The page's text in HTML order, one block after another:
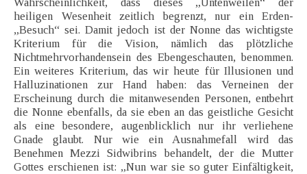
Wahrscheinlichkeit, dass dieses „Untenweilen“ der
heiligen Wesenheit zeitlich begrenzt, nur ein Erden-
„Besuch“ sei. Damit jedoch ist der Nonne das wichtigste
Kriterium für die Vision, nämlich das plötzliche
Nichtmehrvorhandensein des Ebengeschauten, benommen.
Ein weiteres Kriterium, das wir heute für Illusionen und
Halluzinationen zur Hand haben: das Verneinen der
Erscheinung durch die mitanwesenden Personen, entbehrt
die Nonne ebenfalls, da sie eben an das geistliche Gesicht
als eine besondere, augenblicklich nur ihr verliehene
Gnade glaubt. Nur wie ein Ausnahmefall wird das
Benehmen Mezzi Sidwibrins behandelt, der die Mutter
Gottes erschienen ist: „Nun war sie so guter Einfältigkeit,